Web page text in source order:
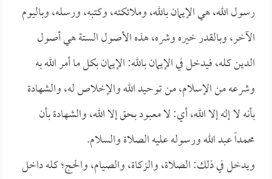
رسول الله، هي الإيمان بالله، وملائكته، وكتبه، ورسله، وباليوم
الآخر، وبالقدر خيره وشره، هذه الأصول الستة هي أصول
الدين كله، فيدخل في الإيمان بالله: الإيمان بكل ما أمر الله به
وشرعه من الإسلام، من توحيد الله والإخلاص له، والشهادة
بأنه لا إله إلا الله، أي: لا معبود بحق إلا الله، والشهادة بأن
محمداً عبد الله ورسوله عليه الصلاة والسلام.
ويدخل في ذلك: الصلاة، والزكاة، والصيام، والحج؛ كله داخل